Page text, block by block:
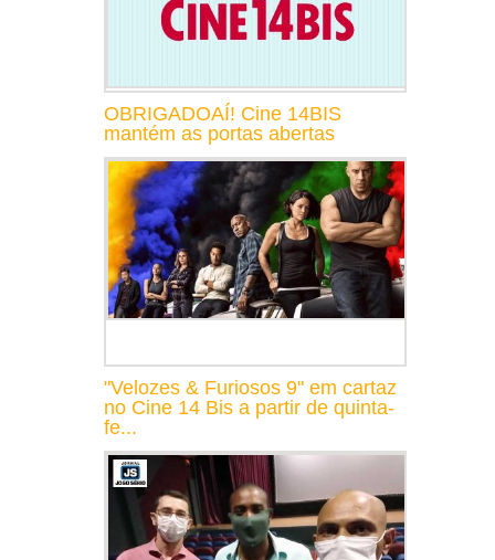
OBRIGADOAÍ! Cine 14BIS
mantém as portas abertas
"Velozes & Furiosos 9" em cartaz
no Cine 14 Bis a partir de quinta-
fe...